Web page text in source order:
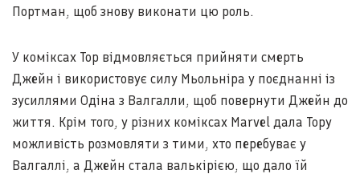
Портман, щоб знову виконати цю роль.
У коміксах Тор відмовляється прийняти смерть
Джейн і використовує силу Мьольніра у поєднанні із
зусиллями Одіна з Валгалли, щоб повернути Джейн до
життя. Крім того, у різних коміксах Marvel дала Тору
можливість розмовляти з тими, хто перебуває у
Валгаллі, а Джейн стала валькірією, що дало їй